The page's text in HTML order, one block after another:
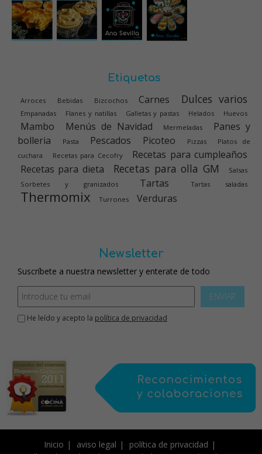
Etiquetas
Arroces Bebidas Bizcochos Carnes Dulces varios
Empanadas Flanes y natillas Galletas y pastas Helados Huevos
Mambo Menús de Navidad Mermeladas
Panes y
bolleria
Pasta Pescados Picoteo Pizzas
Platos de
cuchara
Recetas para Cecofry
Recetas para cumpleaños
Recetas para dieta
Recetas para olla GM
Salsas
Sorbetes y granizados
Tartas Tartas saladas
Thermomix Turrones Verduras
Newsletter
Suscríbete a nuestra newsletter y enterate de todo
ENVIAR
He leído y acepto la política de privacidad
Inicio aviso legal
política de privacidad